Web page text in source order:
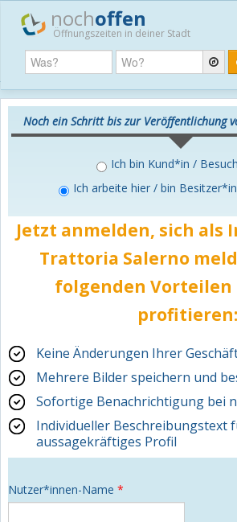
nochoffen
Öffnungszeiten in deiner Stadt
Noch ein Schritt bis zur Veröffentlichung
Ich bin Kund*in /
Ich arbeite hier / bin
Jetzt anmelden, sich als
Trattoria Salerno
folgenden Vorteilen
profitieren:
Keine Änderungen Ihrer
Mehrere Bilder speichern und
Sofortige Benachrichtigung bei
Individueller Beschreibungstext
aussagekräftiges Profil
Nutzer*innen-Name *